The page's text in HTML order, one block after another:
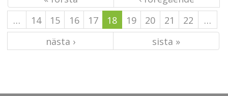
…
14 15 16 17 18 19 20 21 22
…
nästa ›
sista »